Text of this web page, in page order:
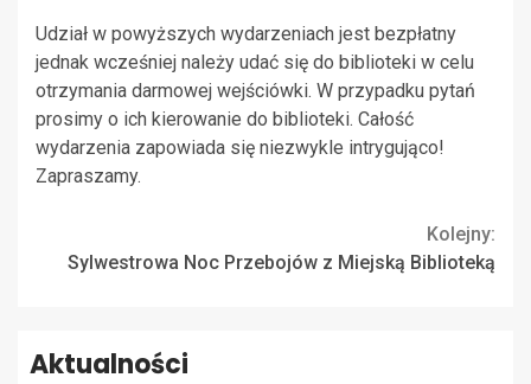
Udział w powyższych wydarzeniach jest bezpłatny
jednak wcześniej należy udać się do biblioteki w celu
otrzymania darmowej wejściówki. W przypadku pytań
prosimy o ich kierowanie do biblioteki. Całość
wydarzenia zapowiada się niezwykle intrygująco!
Zapraszamy.
Continue
Reading
Kolejny:
Sylwestrowa Noc Przebojów z Miejską Biblioteką
Aktualności